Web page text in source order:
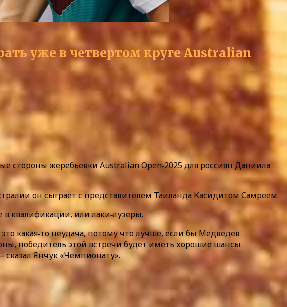
уже в четвертом круге Australian
стороны жеребьевки Australian Open‑2025 для россиян Даниила
он сыграет с представителем Таиланда Касидитом Самреем.
квалификации, или лаки‑лузеры.
какая‑то неудача, потому что лучше, если бы Медведев
победитель этой встречи будет иметь хорошие шансы
Янчук «Чемпионату».